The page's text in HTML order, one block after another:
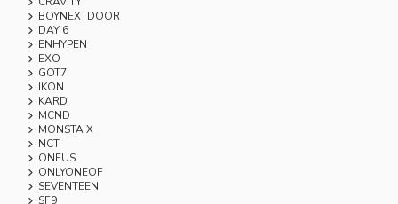
BOYNEXTDOOR
DAY 6
ENHYPEN
EXO
GOT7
IKON
KARD
MCND
MONSTA X
NCT
ONEUS
ONLYONEOF
SEVENTEEN
SF9